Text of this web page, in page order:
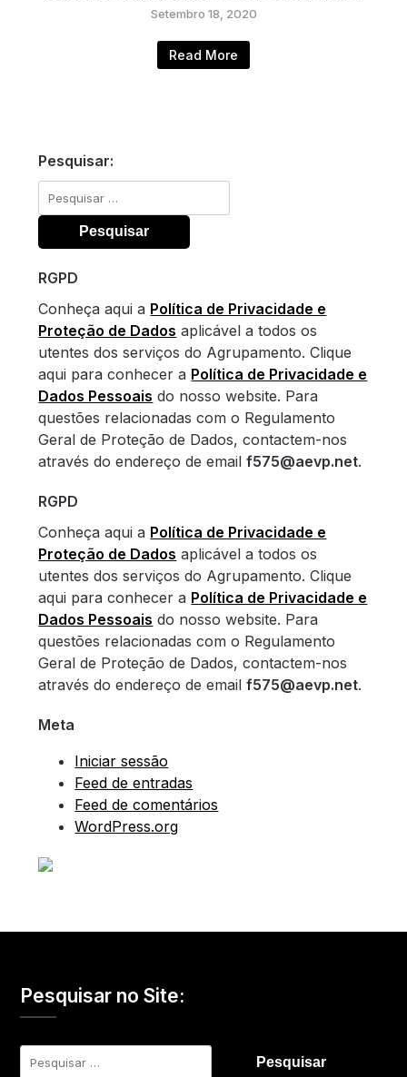
Setembro 18, 2020
Read More
Pesquisar:
Pesquisar
por:
RGPD
Conheça aqui a Política de Privacidade e
Proteção de Dados aplicável a todos os
utentes dos serviços do Agrupamento. Clique
aqui para conhecer a Política de Privacidade e
Dados Pessoais do nosso website. Para
questões relacionadas com o Regulamento
Geral de Proteção de Dados, contactem-nos
através do endereço de emailf575@aevp.net.
RGPD
Conheça aqui a Política de Privacidade e
Proteção de Dados aplicável a todos os
utentes dos serviços do Agrupamento. Clique
aqui para conhecer a Política de Privacidade e
Dados Pessoais do nosso website. Para
questões relacionadas com o Regulamento
Geral de Proteção de Dados, contactem-nos
através do endereço de emailf575@aevp.net.
Meta
Iniciar sessão
Feed de entradas
Feed de comentários
WordPress.org
Pesquisar no Site:
Pesquisar